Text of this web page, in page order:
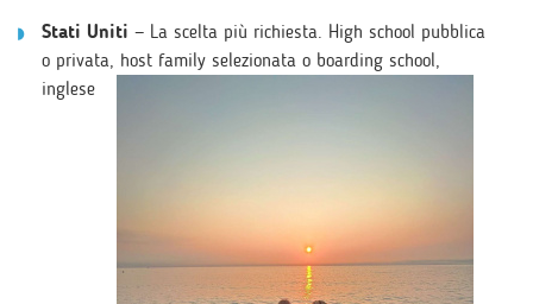
Stati Uniti — La scelta più richiesta. High school pubblica
o privata, host family selezionata o boarding school,
inglese